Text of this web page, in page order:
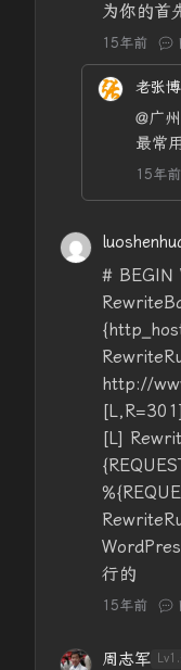
为你的首
15年前
老张
@广
最常
15年前
# BEGIN
http://
[L]
行的
15年前
周志军